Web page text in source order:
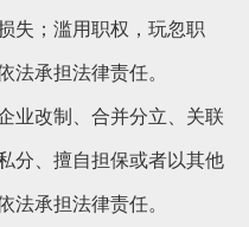
失；滥用职权，玩忽职
承担法律责任。
改制、合并分立、关联
分、擅自担保或者以其他
承担法律责任。